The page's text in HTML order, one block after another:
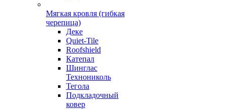
Мягкая кровля (гибкая
черепица)
Деке
Quiet-Tile
Roofshield
Катепал
Шинглас
Технониколь
Тегола
Подкладочный
ковер